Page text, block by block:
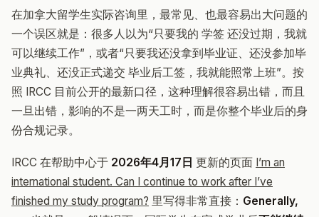
在加拿大留学生实际咨询里，最常见、也最容易出大问题的
一个误区就是：很多人以为“只要我的 学签 还没过期，我就
可以继续工作”，或者“只要我还没拿到毕业证、还没参加毕
业典礼、还没正式递交 毕业后工签，我就能照常上班”。按
照 IRCC 目前公开的最新口径，这种理解很容易出错，而且
一旦出错，影响的不是一两天工时，而是你整个毕业后的身
份合规记录。
IRCC 在帮助中心于 2026年4月17日 更新的页面 I’m an
international student. Can I continue to work after I’ve
finished my study program? 里写得非常直接： Generally,